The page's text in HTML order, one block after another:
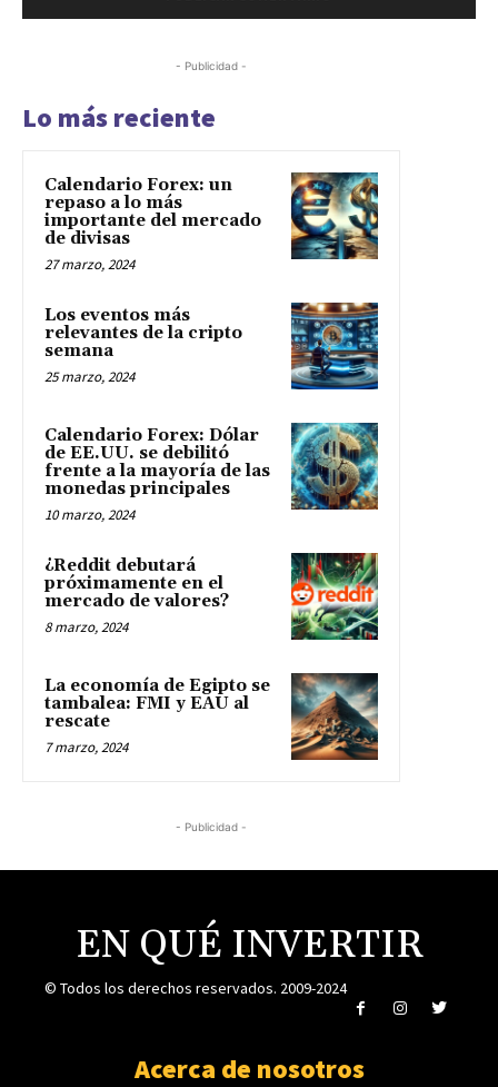
- Publicidad -
Lo más reciente
Calendario Forex: un
repaso a lo más
importante del mercado
de divisas
27 marzo, 2024
Los eventos más
relevantes de la cripto
semana
25 marzo, 2024
Calendario Forex: Dólar
de EE.UU. se debilitó
frente a la mayoría de las
monedas principales
10 marzo, 2024
¿Reddit debutará
próximamente en el
mercado de valores?
8 marzo, 2024
La economía de Egipto se
tambalea: FMI y EAU al
rescate
7 marzo, 2024
- Publicidad -
EN QUÉ INVERTIR
© Todos los derechos reservados. 2009-2024
Acerca de nosotros